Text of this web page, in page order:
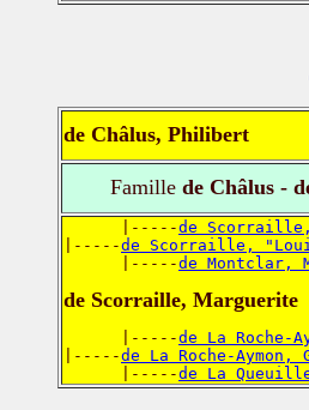
de Châlus, Philibert
Famille de Châlus -
      |-----
de
|-----de Scorraille,
      |-----
de Montclar,
de Scorraille, Marguerite
      |-----
de La Roche-
|-----de La Roche-Aymon,
      |-----
de La